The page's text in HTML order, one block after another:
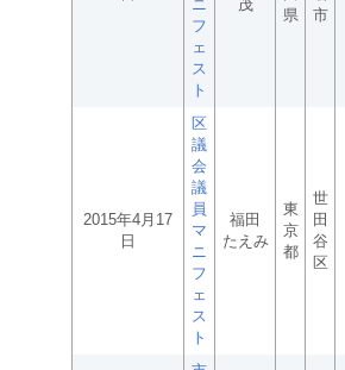
ニ
フ
ェ
ス
ト
茂
県
市
2015年4月17
日
区
議
会
議
員
マ
ニ
フ
ェ
ス
ト
福田
たえみ
東
京
都
世
田
谷
区